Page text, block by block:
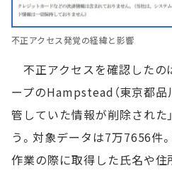
不正アクセス発覚の経緯と影響
不正アクセスを確認したの
ープのHampstead（東京都品
管していた情報が削除された
う。対象データは7万7656件
作業の際に取得した氏名や住